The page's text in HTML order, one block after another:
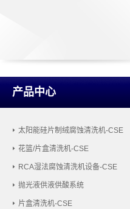
产品中心
太阳能硅片制绒腐蚀清洗机-CSE
花篮/片盒清洗机-CSE
RCA湿法腐蚀清洗机设备-CSE
抛光液供液供酸系统
片盒清洗机-CSE